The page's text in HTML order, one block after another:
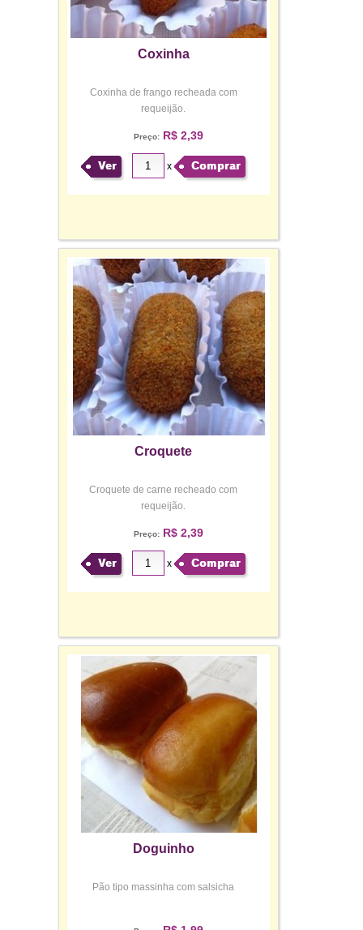
Coxinha
Coxinha de frango recheada com
requeijão.
Preço:R$ 2,39
Ver x Comprar
Croquete
Croquete de carne recheado com
requeijão.
Preço:R$ 2,39
Ver x Comprar
Doguinho
Pão tipo massinha com salsicha